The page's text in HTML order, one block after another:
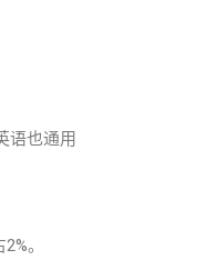
语也通用
。